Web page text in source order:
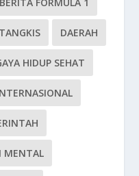
DAERAH
HIDUP SEHAT
MENTAL